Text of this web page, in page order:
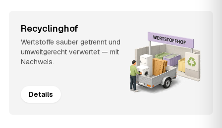
Recyclinghof
Wertstoffe sauber getrennt und
umweltgerecht verwertet — mit
Nachweis.
Details